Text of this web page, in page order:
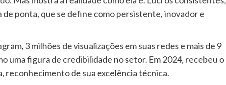
ponta, que se define como persistente, inovador e
3 milhões de visualizações em suas redes e mais de 9
uma figura de credibilidade no setor. Em 2024, recebeu o
reconhecimento de sua excelência técnica.